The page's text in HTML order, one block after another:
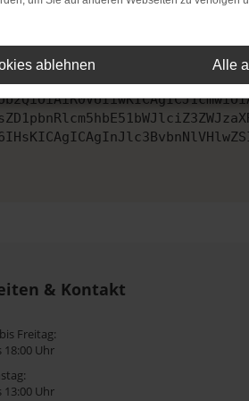
das Problem zu beheben.
& Kontakt
Freitag:
18:00 Uhr
13:00 Uhr
ablehnen Alle